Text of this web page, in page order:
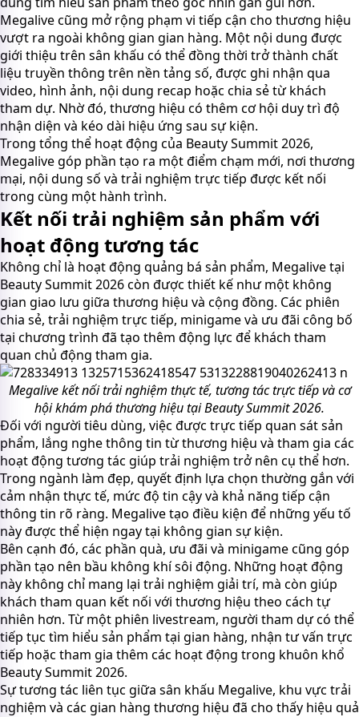
Megalive cũng mở rộng phạm vi tiếp cận cho thương hiệu
vượt ra ngoài không gian gian hàng. Một nội dung được
giới thiệu trên sân khấu có thể đồng thời trở thành chất
liệu truyền thông trên nền tảng số, được ghi nhận qua
video, hình ảnh, nội dung recap hoặc chia sẻ từ khách
tham dự. Nhờ đó, thương hiệu có thêm cơ hội duy trì độ
nhận diện và kéo dài hiệu ứng sau sự kiện.
Trong tổng thể hoạt động của Beauty Summit 2026,
Megalive góp phần tạo ra một điểm chạm mới, nơi thương
mại, nội dung số và trải nghiệm trực tiếp được kết nối
trong cùng một hành trình.
Kết nối trải nghiệm sản phẩm với
hoạt động tương tác
Không chỉ là hoạt động quảng bá sản phẩm, Megalive tại
Beauty Summit 2026 còn được thiết kế như một không
gian giao lưu giữa thương hiệu và cộng đồng. Các phiên
chia sẻ, trải nghiệm trực tiếp, minigame và ưu đãi công bố
tại chương trình đã tạo thêm động lực để khách tham
quan chủ động tham gia.
Megalive kết nối trải nghiệm thực tế, tương tác trực tiếp và cơ
hội khám phá thương hiệu tại Beauty Summit 2026.
Đối với người tiêu dùng, việc được trực tiếp quan sát sản
phẩm, lắng nghe thông tin từ thương hiệu và tham gia các
hoạt động tương tác giúp trải nghiệm trở nên cụ thể hơn.
Trong ngành làm đẹp, quyết định lựa chọn thường gắn với
cảm nhận thực tế, mức độ tin cậy và khả năng tiếp cận
thông tin rõ ràng. Megalive tạo điều kiện để những yếu tố
này được thể hiện ngay tại không gian sự kiện.
Bên cạnh đó, các phần quà, ưu đãi và minigame cũng góp
phần tạo nên bầu không khí sôi động. Những hoạt động
này không chỉ mang lại trải nghiệm giải trí, mà còn giúp
khách tham quan kết nối với thương hiệu theo cách tự
nhiên hơn. Từ một phiên livestream, người tham dự có thể
tiếp tục tìm hiểu sản phẩm tại gian hàng, nhận tư vấn trực
tiếp hoặc tham gia thêm các hoạt động trong khuôn khổ
Beauty Summit 2026.
Sự tương tác liên tục giữa sân khấu Megalive, khu vực trải
nghiệm và các gian hàng thương hiệu đã cho thấy hiệu quả